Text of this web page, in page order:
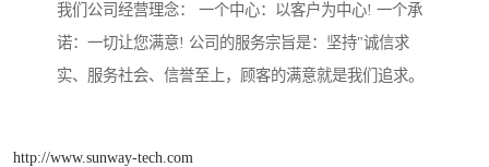
我们公司经营理念： 一个中心：以客户为中心! 一个承
诺：一切让您满意! 公司的服务宗旨是：坚持"诚信求
实、服务社会、信誉至上，顾客的满意就是我们追求。
http://www.sunway-tech.com